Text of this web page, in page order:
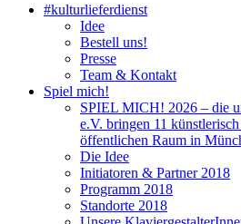
#kulturlieferdienst
Idee
Bestell uns!
Presse
Team & Kontakt
Spiel mich!
SPIEL MICH! 2026 – die
e.V. bringen 11
öffentlichen Raum in
Die Idee
Initiatoren & Partner 2018
Programm 2018
Standorte 2018